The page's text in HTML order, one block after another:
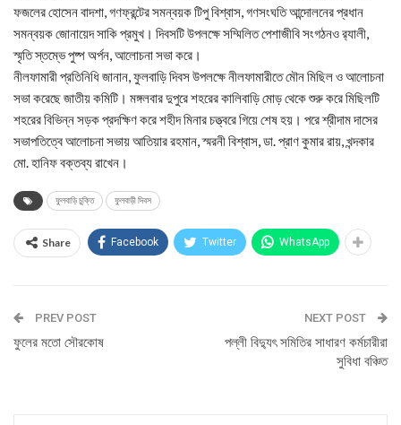
ফজলের হোসেন বাদশা, গণফ্রন্টের সমন্বয়ক টিপু বিশ্বাস, গণসংঘতি আন্দোলনের প্রধান
সমন্বয়ক জোনায়েদ সাকি প্রমুখ। দিবসটি উপলক্ষে সম্মিলিত পেশাজীবি সংগঠনও র‌্যালী,
স্মৃতি স্তম্ভে পুষ্প অর্পন, আলোচনা সভা করে।
নীলফামারী প্রতিনিধি জানান, ফুলবাড়ি দিবস উপলক্ষে নীলফামারীতে মৌন মিছিল ও আলোচনা
সভা করেছে জাতীয় কমিটি। মঙ্গলবার দুপুরে শহরের কালিবাড়ি মোড় থেকে শুরু করে মিছিলটি
শহরের বিভিন্ন সড়ক প্রদক্ষিণ করে শহীদ মিনার চত্ত্বরে গিয়ে শেষ হয়। পরে শ্রীদাম দাসের
সভাপতিত্বে আলোচনা সভায় আতিয়ার রহমান, স্মরনী বিশ্বাস, ডা. প্রাণ কুমার রায়, খন্দকার
মো. হানিফ বক্তব্য রাখেন।
ফুলবাড়ি চুক্তি ফুলবাড়ী দিবস
Share Facebook Twitter WhatsApp
PREV POST
ফুলের মতো সৌরকোষ
NEXT POST
পল্লী বিদ্যুৎ সমিতির সাধারণ কর্মচারীরা
সুবিধা বঞ্চিত